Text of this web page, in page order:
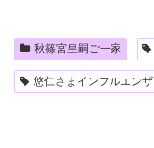
秋篠宮皇嗣ご一家
悠仁さまインフルエンザ